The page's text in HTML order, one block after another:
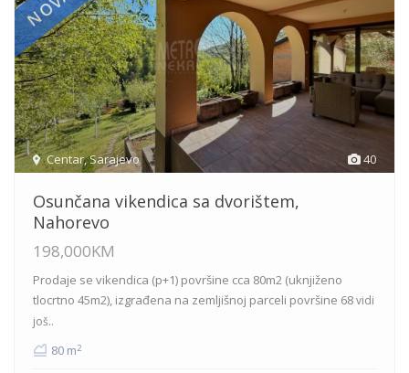
40
Centar,Sarajevo
Osunčana vikendica sa dvorištem,
Nahorevo
198,000KM
Prodaje se vikendica (p+1) površine cca 80m2 (uknjiženo
tlocrtno 45m2), izgrađena na zemljišnoj parceli površine 68vidi
još..
80 m2